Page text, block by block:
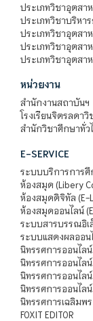
ประเภทวิชาอุตสา
ประเภทวิชาบริหา
ประเภทวิชาอุตสา
ประเภทวิชาอุตสา
ประเภทวิชาอุตสา
หน่วยงาน
สำนักงานสถาบันฯ
โรงเรียนจิตรลดา
สำนักวิชาศึกษาทั่ว
E-SERVICE
ระบบบริการการศึ
ห้องสมุด (Libery
ห้องสมุดดิจิทัล (E-
ห้องสมุดออนไลน์
ระบบสารบรรณอิเ
ระบบแสดงผลออน
นิทรรศการออนไล
นิทรรศการออนไลน์
นิทรรศการออนไล
นิทรรศการออนไล
นิทรรศการเฉลิมพ
FOXIT EDITOR